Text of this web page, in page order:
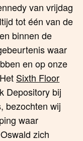
van vrijdag
tot één van de
binnen de
waar
en op onze
Sixth Floor
Depository bij
bezochten wij
waar
zich